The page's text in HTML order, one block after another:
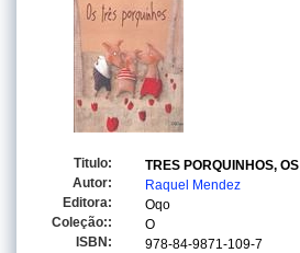
Titulo:
TRES PORQUINHOS, OS
Autor:
Raquel Mendez
Editora:
Oqo
Coleção::
O
ISBN:
978-84-9871-109-7